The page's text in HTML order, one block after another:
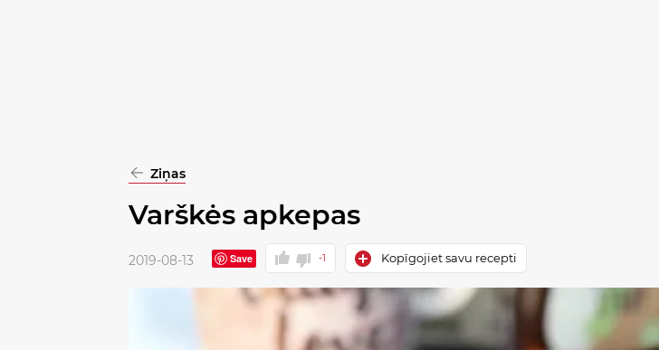
Ziņas
Varškės apkepas
2019-08-13 Save -1 Kopīgojiet savu recepti